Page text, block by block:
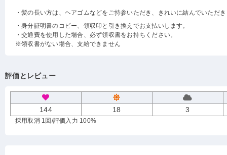
・髪の長い方は、ヘアゴムなどをご持参いただき、きれいに結んでいただ
・身分証明書のコピー、領収印と引き換えでお支払いします。
・交通費を使用した場合、必ず領収書をお持ちください。
※領収書がない場合、支給できません
評価とレビュー
144 18 3
採用取消 1回 /評価入力 100%